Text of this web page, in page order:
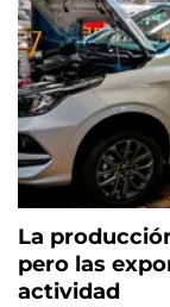
La
pero las
actividad